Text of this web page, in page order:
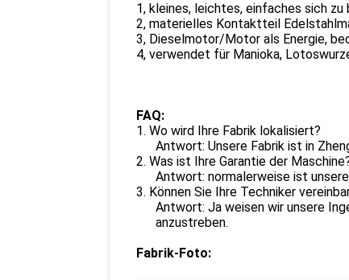
1, kleines, leichtes, einfaches sich
2, materielles Kontaktteil
3, Dieselmotor/Motor als Energie,
4, verwendet für Manioka,
FAQ:
1. Wo wird Ihre Fabrik lokalisiert?
Antwort: Unsere Fabrik ist in
2. Was ist Ihre Garantie der
Antwort: normalerweise ist
3. Können Sie Ihre Techniker
Antwort: Ja weisen wir unsere
anzustreben.
Fabrik-Foto: